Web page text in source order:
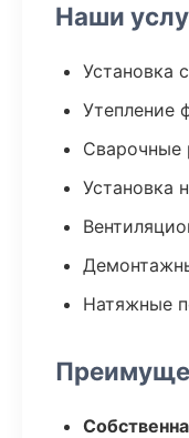
Наши
Установка
Утепление
Сварочные
Установка
Натяжные